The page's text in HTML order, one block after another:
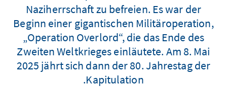
Naziherrschaft zu befreien. Es war der
Beginn einer gigantischen Militäroperation,
„Operation Overlord“, die das Ende des
Zweiten Weltkrieges einläutete. Am 8. Mai
2025 jährt sich dann der 80. Jahrestag der
Kapitulation.